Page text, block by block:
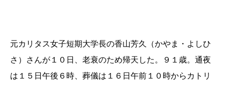
元カリタス女子短期大学長の香山芳久（かやま・よしひ
さ）さんが１０日、老衰のため帰天した。９１歳。通夜
は１５日午後６時、葬儀は１６日午前１０時からカトリ